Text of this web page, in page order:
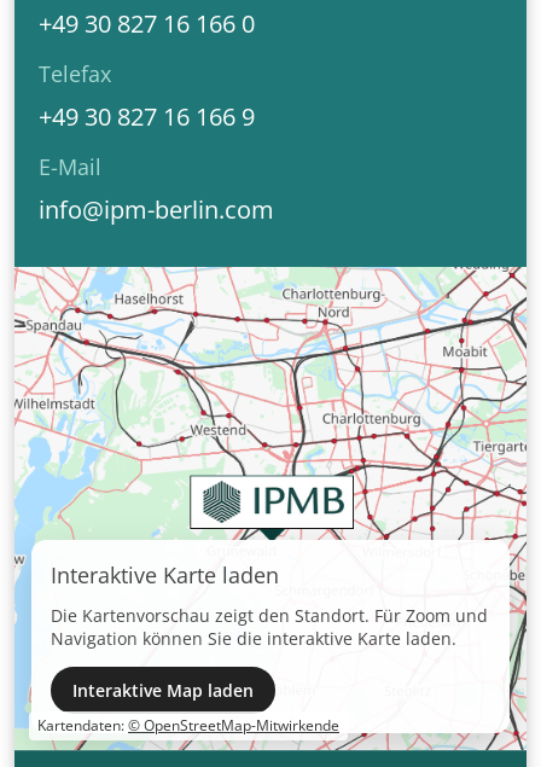
+49 30 827 16 166 0
Telefax
+49 30 827 16 166 9
E-Mail
info@ipm-berlin.com
Interaktive Karte laden
Die Kartenvorschau zeigt den Standort. Für Zoom und
Navigation können Sie die interaktive Karte laden.
Interaktive Map laden
Kartendaten:© OpenStreetMap-Mitwirkende